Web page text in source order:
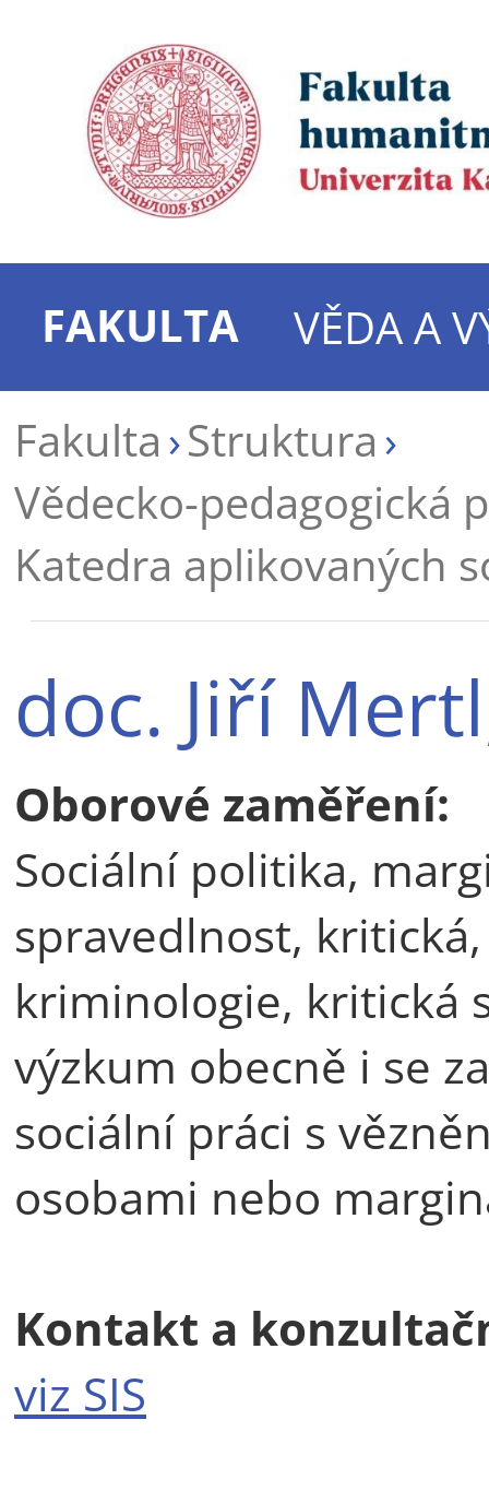
FAKULTA
VĚDA A
Fakulta Struktura
Vědecko-pedagogická
Katedra aplikovaných
doc. Jiří
Oborové zaměření:
Sociální politika,
spravedlnost,
kriminologie, kritická
výzkum obecně i se
sociální práci s
osobami nebo
Kontakt a
viz SIS